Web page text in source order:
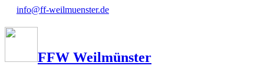
info@ff-weilmuenster.de
FFW Weilmünster